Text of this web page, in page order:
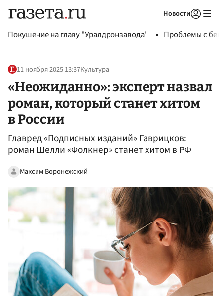
Новости
Покушение на главу "Уралдронзавода" Проблемы с
11 ноября 2025 13:37Культура
«Неожиданно»: эксперт назвал
роман, который станет хитом
в России
Главред «Подписных изданий» Гаврицков:
роман Шелли «Фолкнер» станет хитом в РФ
Максим Воронежский